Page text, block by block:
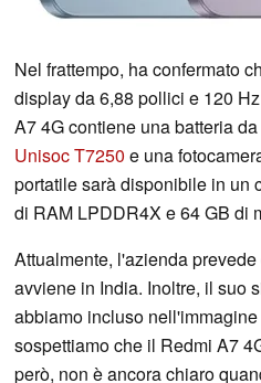
Nel frattempo, ha confermato
display da 6,88 pollici e 120
A7 4G contiene una batteria
Unisoc T7250 e una
portatile sarà disponibile in un
di RAM LPDDR4X e 64 GB di
Attualmente, l'azienda
avviene in India. Inoltre, il suo
abbiamo incluso
sospettiamo che il Redmi A7
però, non è ancora chiaro